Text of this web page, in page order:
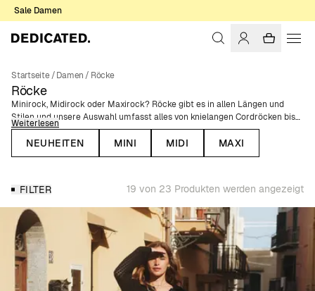
Sale Damen
Startseite /Damen / Röcke
Röcke
Minirock, Midirock oder Maxirock? Röcke gibt es in allen Längen und
Stilen und unsere Auswahl umfasst alles von knielangen Cordröcken bis
hin zu mittellangen gerippten Röcken. Wenn du auf der Suche nach
einem eleganteren Rock bist, haben wir luftige Wickelröcke mit
wunderschönen Mustern. Die perfekte Kombination aus Komfort und Stil
Alle Röcke werden aus Fasern hergestellt, die im Vergleich zur
Industrienorm eine geringere Umweltbelastung aufweisen, wie z. B. Bio-
Baumwolle und LENZING™ ECOVERO™ Viskose. Wir sind der festen
Überzeugung, dass Mode anders und verantwortungsvoller gemacht
werden kann, nämlich unter Berücksichtigung der Umweltauswirkungen
und unter fairen Arbeitsbedingungen. Erfahre mehr über unsere
Nachhaltigkeitsziele, Zertifikate und Bemühungen zur Reduzierung
Weiterlesen
NEUHEITEN MINI MIDI MAXI
FILTER 19 von 23 Produkten werden angezeigt